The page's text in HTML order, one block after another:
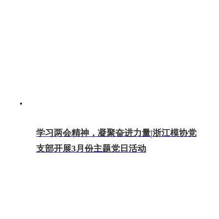
学习两会精神，凝聚奋进力量|浙江模协党
支部开展3月份主题党日活动